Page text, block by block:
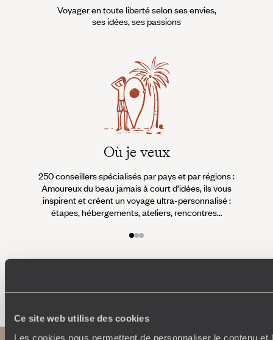
Ce site web utilise des cookies
Les cookies nous permettent de personnaliser le contenu et
Voyager en toute liberté selon ses envies,
ses idées, ses passions
Où je veux
250 conseillers spécialisés par pays et par régions :
Amoureux du beau jamais à court d’idées, ils vous
inspirent et créent un voyage ultra-personnalisé :
étapes, hébergements, ateliers, rencontres…